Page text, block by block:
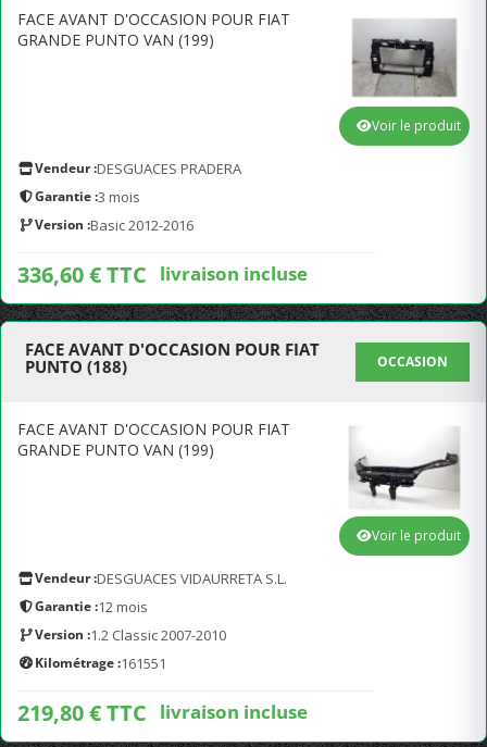
FACE AVANT D'OCCASION POUR FIAT
GRANDE PUNTO VAN (199)
Vendeur :DESGUACES PRADERA
Garantie :3 mois
Version :Basic 2012-2016
336,60 € TTC livraison incluse
Voir le produit
FACE AVANT D'OCCASION POUR FIAT
PUNTO (188)
OCCASION
FACE AVANT D'OCCASION POUR FIAT
GRANDE PUNTO VAN (199)
Vendeur :DESGUACES VIDAURRETA S.L.
Garantie :12 mois
Version :1.2 Classic 2007-2010
Kilométrage :161551
219,80 € TTC livraison incluse
Voir le produit